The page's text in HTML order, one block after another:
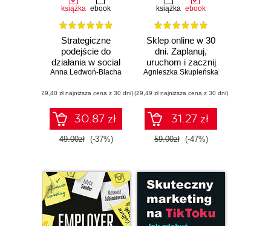
książka ebook
Strategiczne
podejście do
działania w social
mediach
Anna Ledwoń-Blacha
(29,40 zł najniższa cena z 30 dni)
30.87 zł
49.00zł (-37%)
książka ebook
Sklep online w 30
dni. Zaplanuj,
uruchom i zacznij
zarabiać
Agnieszka Skupieńska
(29,49 zł najniższa cena z 30 dni)
31.27 zł
59.00zł (-47%)